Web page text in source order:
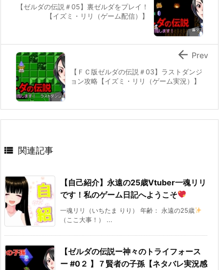
【ゼルダの伝説＃05】裏ゼルダをプレイ！
【イズミ・リリ（ゲーム配信）】
【ＦＣ版ゼルダの伝説＃03】ラストダンジ
ョン攻略【イズミ・リリ（ゲーム実況）】
 Prev
 関連記事
【自己紹介】永遠の25歳Vtuber一魂リリ
です！私のゲーム日記へようこそ
一魂リリ（いちたま りり） 年齢： 永遠の25歳
（ここ大事！） ...
【ゼルダの伝説ー神々のトライフォース
ー #0２ 】７賢者の子孫【ネタバレ実況感